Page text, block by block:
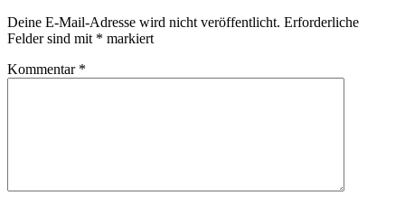
Deine E-Mail-Adresse wird nicht veröffentlicht. Erforderliche
Felder sind mit * markiert
Kommentar *